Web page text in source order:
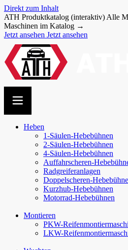
Direkt zum Inhalt
ATH Produktkatalog (interaktiv) Alle
Maschinen im Katalog →
Jetzt ansehen Jetzt ansehen
Heben
1-Säulen-Hebebühnen
2-Säulen-Hebebühnen
4-Säulen-Hebebühnen
Auffahr­scheren-​
Radgreiferanlagen
Doppel­scheren-​
Kurzhub-Hebebühnen
Motorrad-Hebebühnen
Montieren
PKW-
LKW-